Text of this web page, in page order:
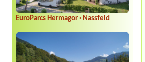
EuroParcs Hermagor · Nassfeld